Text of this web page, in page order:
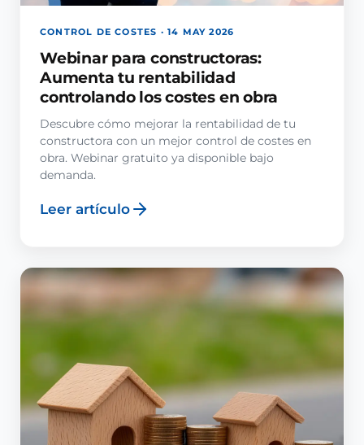
CONTROL DE COSTES · 14 MAY 2026
Webinar para constructoras:
Aumenta tu rentabilidad
controlando los costes en obra
Descubre cómo mejorar la rentabilidad de tu
constructora con un mejor control de costes en
obra. Webinar gratuito ya disponible bajo
demanda.
Leer artículo